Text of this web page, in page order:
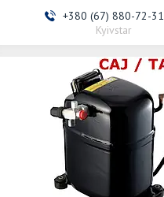
+380 (67) 880-72-31
Kyivstar